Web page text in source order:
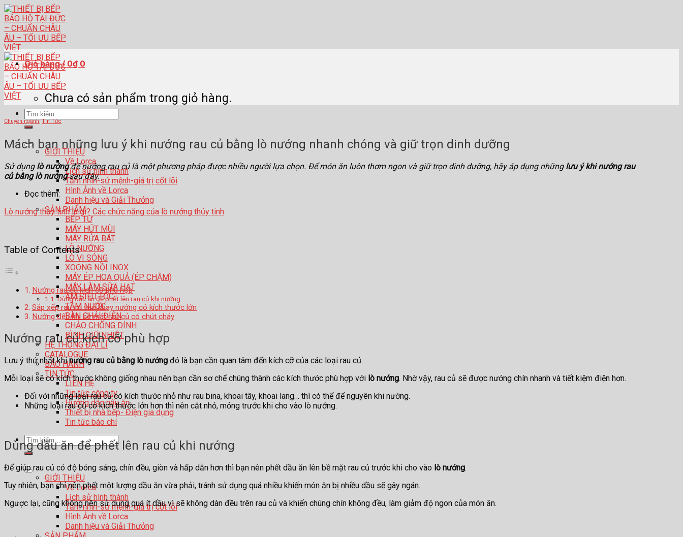
Skip
to
content
Tìm
kiếm:
GIỚI THIỆU
Về Lorca
Lịch sử hình thành
Tầm nhìn-sứ mệnh-giá trị cốt lõi
Hình Ảnh về Lorca
Danh hiệu và Giải Thưởng
SẢN PHẨM
BẾP TỪ
MÁY HÚT MÙI
MÁY RỬA BÁT
LÒ NƯỚNG
LÒ VI SÓNG
XOONG NỒI INOX
MÁY ÉP HOA QUẢ (ÉP CHẬM)
MÁY LÀM SỮA HẠT
ẤM SIÊU TỐC
TĂM NƯỚC
BÀN CHẢI ĐIỆN
CHẢO CHỐNG DÍNH
BÌNH GIỮ NHIỆT
HỆ THỐNG ĐẠI LÍ
CATALOGUE
BẢO HÀNH
TIN TỨC
LIÊN HỆ
Tin tức công ty
Hướng dẫn nấu ăn
Thiết bị nhà bếp- Điện gia dụng
Tin tức báo chí
Tìm
kiếm:
GIỚI THIỆU
Về Lorca
Lịch sử hình thành
Tầm nhìn-sứ mệnh-giá trị cốt lõi
Hình Ảnh về Lorca
Danh hiệu và Giải Thưởng
Giỏ hàng /0₫ 0
Chưa có sản phẩm trong giỏ hàng.
Chuyên ngành,Tin Tức
Mách bạn những lưu ý khi nướng rau củ bằng lò nướng nhanh chóng và giữ trọn dinh dưỡng
Sử dụng lò nướngđể nướng rau củ là một phương pháp được nhiều người lựa chọn. Để món ăn luôn thơm ngon và giữ trọn dinh dưỡng, hãy áp dụng những lưu ý khi nướng rau
củ bằng lò nướngsau đây.
Đọc thêm:
Lò nướng thủy tinh là gì? Các chức năng của lò nướng thủy tinh
Table of Contents
Nướng rau củ kích cỡ phù hợp
Dùng dầu ăn để phết lên rau củ khi nướng
Sắp xếp rau củ vào khay nướng có kích thước lớn
Nướng đến khi bề mặt rau củ có chút cháy
Nướng rau củ kích cỡ phù hợp
Lưu ý thứ nhất khinướng rau củ bằng lò nướng đó là bạn cần quan tâm đến kích cỡ của các loại rau củ.
Mỗi loại sẽ có kích thước không giống nhau nên bạn cần sơ chế chúng thành các kích thước phù hợp với lò nướng. Nhờ vậy, rau củ sẽ được nướng chín nhanh và tiết kiệm điện hơn.
Đối với những loại rau củ có kích thước nhỏ như rau bina, khoai tây, khoai lang… thì có thể để nguyên khi nướng.
Những loại rau củ có kích thước lớn hơn thì nên cắt nhỏ, mỏng trước khi cho vào lò nướng.
Dùng dầu ăn để phết lên rau củ khi nướng
Để giúp rau củ có độ bóng sáng, chín đều, giòn và hấp dẫn hơn thì bạn nên phết dầu ăn lên bề mặt rau củ trước khi cho vào lò nướng.
Tuy nhiên, bạn chỉ nên phết một lượng dầu ăn vừa phải, tránh sử dụng quá nhiều khiến món ăn bị nhiều dầu sẽ gây ngán.
Ngược lại, cũng không nên sử dụng quá ít dầu vì sẽ không dàn đều trên rau củ và khiến chúng chín không đều, làm giảm độ ngon của món ăn.